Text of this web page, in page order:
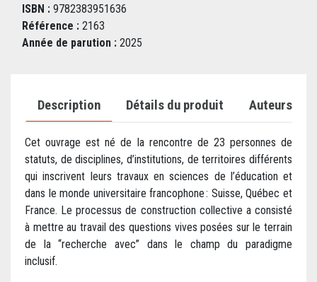
ISBN : 9782383951636
Référence : 2163
Année de parution : 2025
Description Détails du produit Auteurs
Cet ouvrage est né de la rencontre de 23 personnes de
statuts, de disciplines, d’institutions, de territoires différents
qui inscrivent leurs travaux en sciences de l’éducation et
dans le monde universitaire francophone : Suisse, Québec et
France. Le processus de construction collective a consisté
à mettre au travail des questions vives posées sur le terrain
de la “recherche avec” dans le champ du paradigme
inclusif.